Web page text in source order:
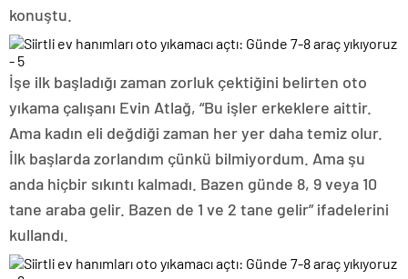
konuştu.
İşe ilk başladığı zaman zorluk çektiğini belirten oto
yıkama çalışanı Evin Atlağ, “Bu işler erkeklere aittir.
Ama kadın eli değdiği zaman her yer daha temiz olur.
İlk başlarda zorlandım çünkü bilmiyordum. Ama şu
anda hiçbir sıkıntı kalmadı. Bazen günde 8, 9 veya 10
tane araba gelir. Bazen de 1 ve 2 tane gelir” ifadelerini
kullandı.